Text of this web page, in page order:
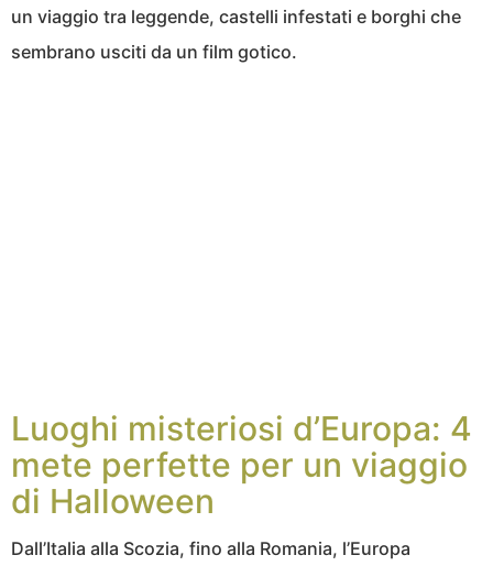
un viaggio tra leggende, castelli infestati e borghi che
sembrano usciti da un film gotico.
Luoghi misteriosi d’Europa: 4
mete perfette per un viaggio
di Halloween
Dall’Italia alla Scozia, fino alla Romania, l’Europa